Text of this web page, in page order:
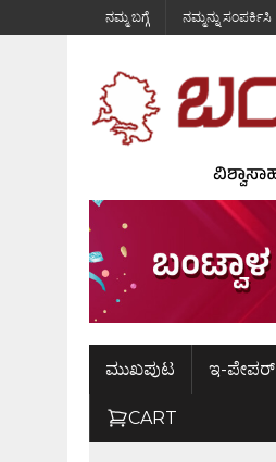
ನಮ್ಮ ಬಗ್ಗೆ ನಮ್ಮನ್ನು ಸಂಪರ್ಕಿಸಿ
ಮುಖಪುಟ ಇ-ಪೇಪರ್
CART